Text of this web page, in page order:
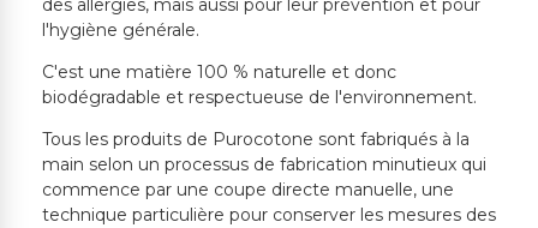
des allergies, mais aussi pour leur prévention et pour
l'hygiène générale.
C'est une matière 100 % naturelle et donc
biodégradable et respectueuse de l'environnement.
Tous les produits de Purocotone sont fabriqués à la
main selon un processus de fabrication minutieux qui
commence par une coupe directe manuelle, une
technique particulière pour conserver les mesures des